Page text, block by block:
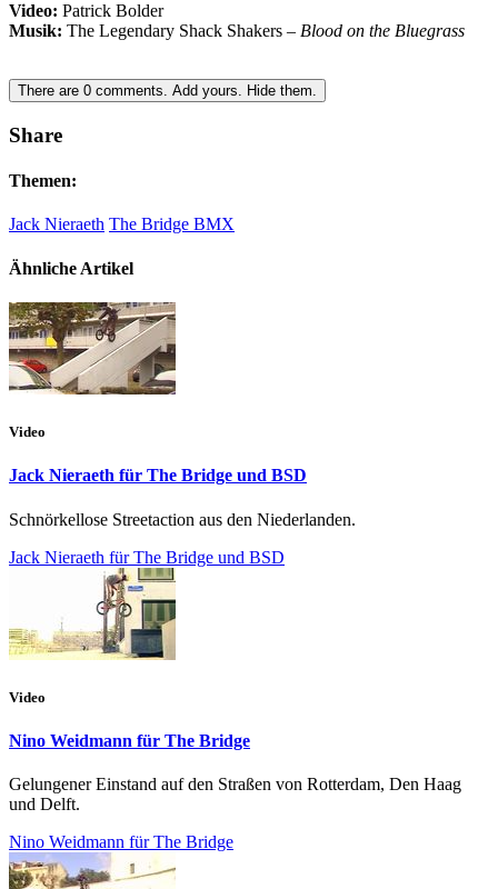
Video: Patrick Bolder
Musik: The Legendary Shack Shakers – Blood on the Bluegrass
There are 0 comments. Add yours. Hide them.
Share
Themen:
Jack Nieraeth The Bridge BMX
Ähnliche Artikel
Video
Jack Nieraeth für The Bridge und BSD
Schnörkellose Streetaction aus den Niederlanden.
Jack Nieraeth für The Bridge und BSD
Video
Nino Weidmann für The Bridge
Gelungener Einstand auf den Straßen von Rotterdam, Den Haag
und Delft.
Nino Weidmann für The Bridge